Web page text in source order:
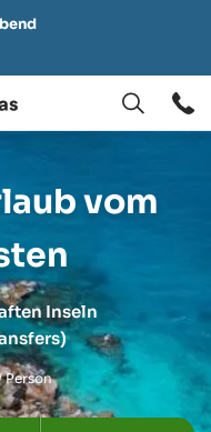
Öffnen
vom
Inseln
Person